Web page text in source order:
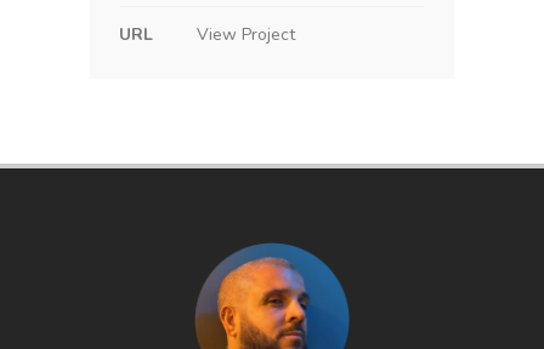
URL View Project